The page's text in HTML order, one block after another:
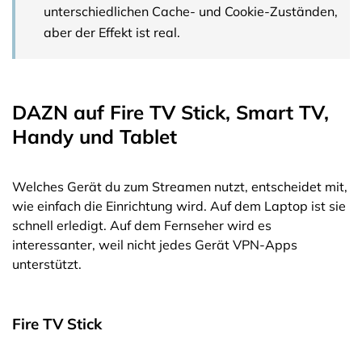
unterschiedlichen Cache- und Cookie-Zuständen,
aber der Effekt ist real.
DAZN auf Fire TV Stick, Smart TV,
Handy und Tablet
Welches Gerät du zum Streamen nutzt, entscheidet mit,
wie einfach die Einrichtung wird. Auf dem Laptop ist sie
schnell erledigt. Auf dem Fernseher wird es
interessanter, weil nicht jedes Gerät VPN-Apps
unterstützt.
Fire TV Stick